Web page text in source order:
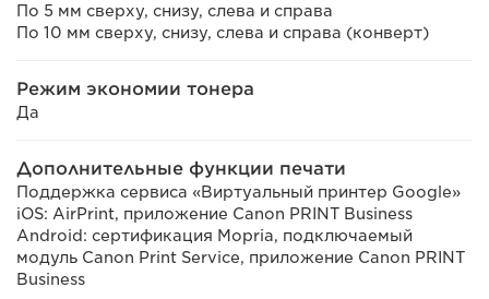
По 5 мм сверху, снизу, слева и справа
По 10 мм сверху, снизу, слева и справа (конверт)
Режим экономии тонера
Да
Дополнительные функции печати
Поддержка сервиса «Виртуальный принтер Google»
iOS: AirPrint, приложение Canon PRINT Business
Android: сертификация Mopria, подключаемый
модуль Canon Print Service, приложение Canon PRINT
Business